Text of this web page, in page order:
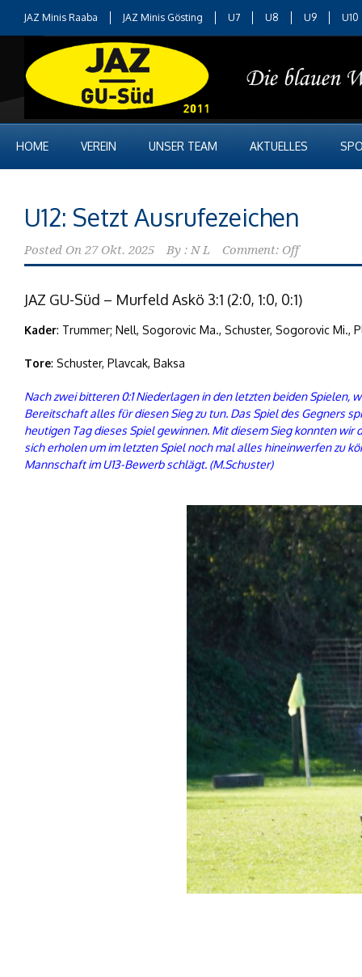
JAZ Minis Raaba JAZ Minis Gösting U7 U8 U9 U10
HOME VEREIN UNSER TEAM AKTUELLES
U12: Setzt Ausrufezeichen
Posted On 27 Okt. 2025 By : N L Comment: Off
JAZ GU-Süd – Murfeld Askö 3:1 (2:0, 1:0, 0:1)
Kader: Trummer; Nell, Sogorovic Ma., Schuster, Sogorovic Mi.,
Tore: Schuster, Plavcak, Baksa
Nach zwei bitteren 0:1 Niederlagen in den letzten beiden
Bereitschaft alles für diesen Sieg zu tun. Das Spiel des Gegners
heutigen Tag dieses Spiel gewinnen. Mit diesem Sieg konnten
sich erholen um im letzten Spiel noch mal alles hineinwerfen zu
Mannschaft im U13-Bewerb schlägt. (M.Schuster)